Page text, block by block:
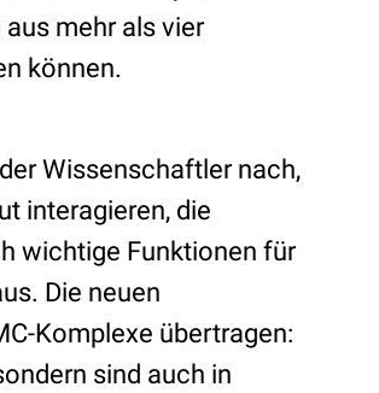
mehr als vier
können.
Wissenschaftler nach,
interagieren, die
wichtige Funktionen für
Die neuen
Komplexe übertragen:
sind auch in